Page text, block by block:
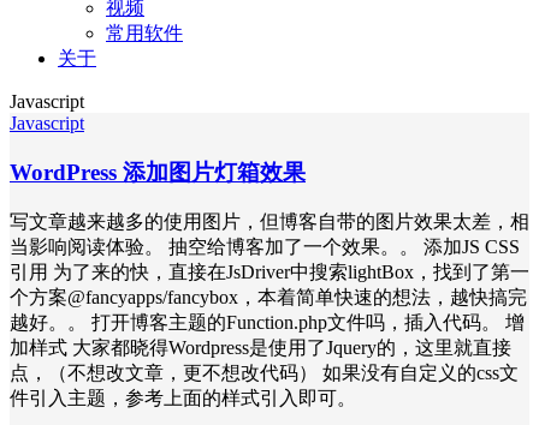
视频
常用软件
关于
Javascript
Javascript
WordPress 添加图片灯箱效果
写文章越来越多的使用图片，但博客自带的图片效果太差，相
当影响阅读体验。 抽空给博客加了一个效果。。 添加JS CSS
引用 为了来的快，直接在JsDriver中搜索lightBox，找到了第一
个方案@fancyapps/fancybox，本着简单快速的想法，越快搞完
越好。。 打开博客主题的Function.php文件吗，插入代码。 增
加样式 大家都晓得Wordpress是使用了Jquery的，这里就直接
点，（不想改文章，更不想改代码） 如果没有自定义的css文
件引入主题，参考上面的样式引入即可。